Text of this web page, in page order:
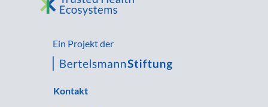
Ein Projekt der
Kontakt